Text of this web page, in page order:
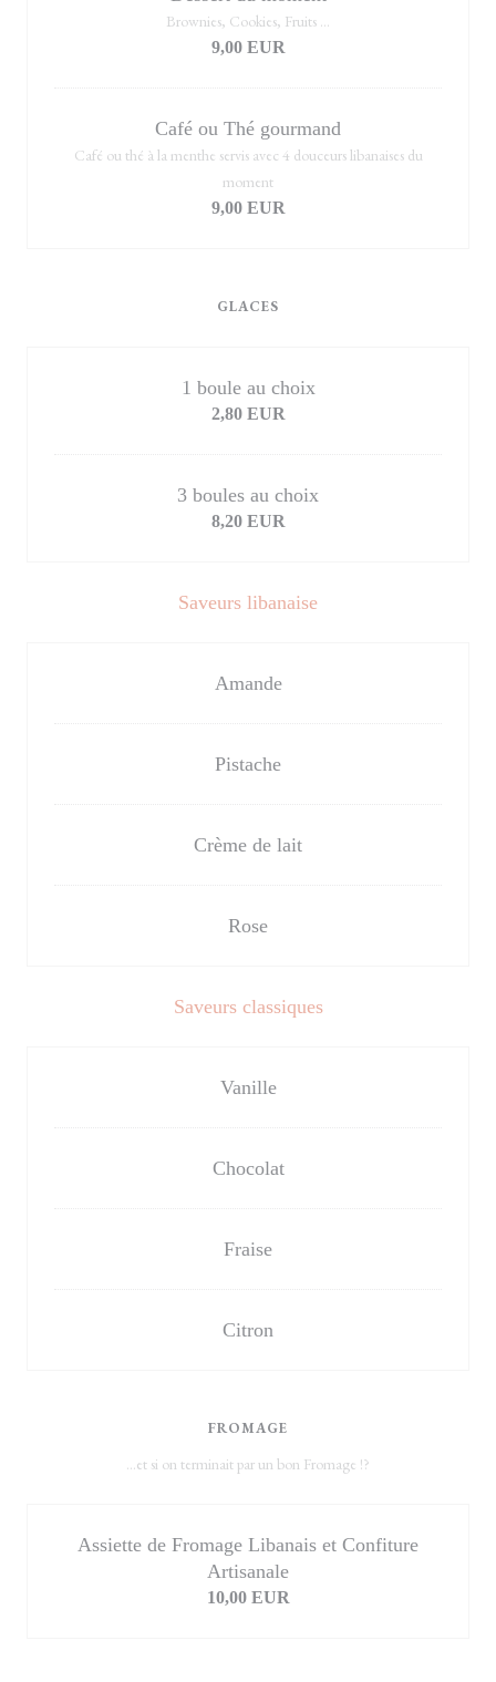
Brownies, Cookies, Fruits ...
9,00 EUR
Café ou Thé gourmand
Café ou thé à la menthe servis avec 4 douceurs libanaises du
moment
9,00 EUR
GLACES
1 boule au choix
2,80 EUR
3 boules au choix
8,20 EUR
Saveurs libanaise
Amande
Pistache
Crème de lait
Rose
Saveurs classiques
Vanille
Chocolat
Fraise
Citron
FROMAGE
...et si on terminait par un bon Fromage !?
Assiette de Fromage Libanais et Confiture
Artisanale
10,00 EUR